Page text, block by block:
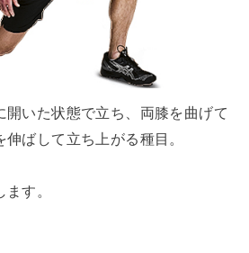
開いた状態で立ち、両膝を曲げて
ばして立ち上がる種目。
す。